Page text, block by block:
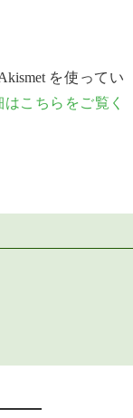
を使ってい
こちらをご覧く